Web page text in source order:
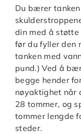
Du bærer
din med å støtte
før du fyller den
tanken med
pund.) Ved å
begge hender
nøyaktighet når
28 tommer, og
tommer lengde
steder.